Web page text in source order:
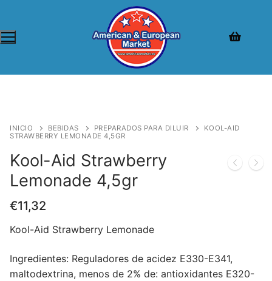
INICIO BEBIDAS PREPARADOS PARA DILUIR
KOOL-AID
STRAWBERRY LEMONADE 4,5GR
Kool-Aid Strawberry
Lemonade 4,5gr
€11,32
Kool-Aid Strawberry Lemonade
Ingredientes: Reguladores de acidez E330-E341,
maltodextrina, menos de 2% de: antioxidantes E320-